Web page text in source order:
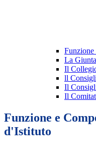
La
Il
ll
Il
Il
Funzione e
d'Istituto